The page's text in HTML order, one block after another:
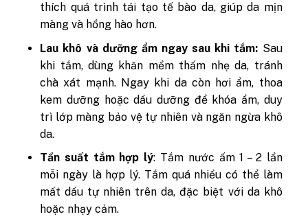
thích quá trình tái tạo tế bào da, giúp da mịn
màng và hồng hào hơn.
Lau khô và dưỡng ẩm ngay sau khi tắm: Sau
khi tắm, dùng khăn mềm thấm nhẹ da, tránh
chà xát mạnh. Ngay khi da còn hơi ẩm, thoa
kem dưỡng hoặc dầu dưỡng để khóa ẩm, duy
trì lớp màng bảo vệ tự nhiên và ngăn ngừa khô
da.
Tần suất tắm hợp lý: Tắm nước ấm 1 – 2 lần
mỗi ngày là hợp lý. Tắm quá nhiều có thể làm
mất dầu tự nhiên trên da, đặc biệt với da khô
hoặc nhạy cảm.